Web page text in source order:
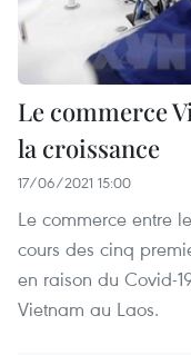
Le commerce
la croissance
17/06/2021 15:00
Le commerce entre
cours des cinq
en raison du Covid-
Vietnam au Laos.